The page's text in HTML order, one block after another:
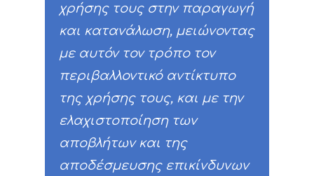
χρήσης τους στην παραγωγή
και κατανάλωση, μειώνοντας
με αυτόν τον τρόπο τον
περιβαλλοντικό αντίκτυπο
της χρήσης τους, και με την
ελαχιστοποίηση των
αποβλήτων και της
αποδέσμευσης επικίνδυνων